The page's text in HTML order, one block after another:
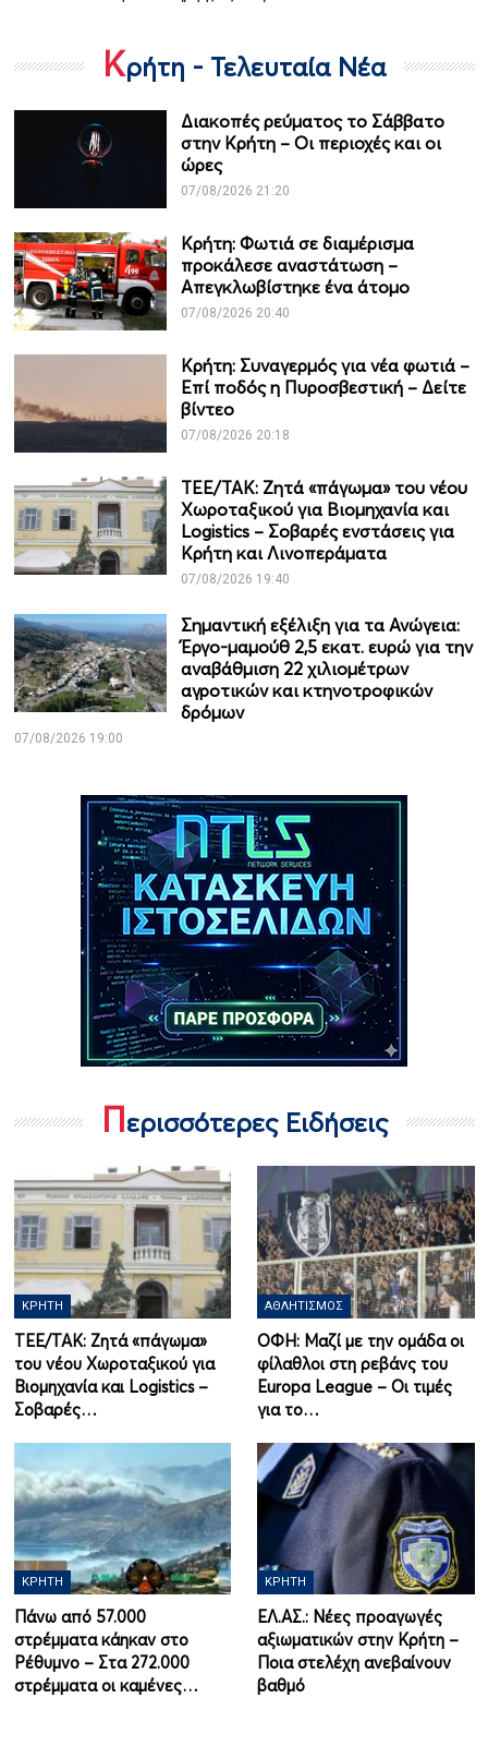
Κρήτη - Τελευταία Νέα
Διακοπές ρεύματος το Σάββατο
στην Κρήτη – Οι περιοχές και οι
ώρες
07/08/2026 21:20
Κρήτη: Φωτιά σε διαμέρισμα
προκάλεσε αναστάτωση –
Απεγκλωβίστηκε ένα άτομο
07/08/2026 20:40
Κρήτη: Συναγερμός για νέα φωτιά –
Επί ποδός η Πυροσβεστική – Δείτε
βίντεο
07/08/2026 20:18
ΤΕΕ/ΤΑΚ: Ζητά «πάγωμα» του νέου
Χωροταξικού για Βιομηχανία και
Logistics – Σοβαρές ενστάσεις για
Κρήτη και Λινοπεράματα
07/08/2026 19:40
Σημαντική εξέλιξη για τα Ανώγεια:
Έργο-μαμούθ 2,5 εκατ. ευρώ για την
αναβάθμιση 22 χιλιομέτρων
αγροτικών και κτηνοτροφικών
δρόμων
07/08/2026 19:00
Περισσότερες Ειδήσεις
ΚΡΉΤΗ
ΤΕΕ/ΤΑΚ: Ζητά «πάγωμα»
του νέου Χωροταξικού για
Βιομηχανία και Logistics –
Σοβαρές…
ΑΘΛΗΤΙΣΜΌΣ
ΟΦΗ: Μαζί με την ομάδα οι
φίλαθλοι στη ρεβάνς του
Europa League – Οι τιμές
για το…
ΚΡΉΤΗ
Πάνω από 57.000
στρέμματα κάηκαν στο
Ρέθυμνο – Στα 272.000
στρέμματα οι καμένες…
ΚΡΉΤΗ
ΕΛ.ΑΣ.: Νέες προαγωγές
αξιωματικών στην Κρήτη –
Ποια στελέχη ανεβαίνουν
βαθμό